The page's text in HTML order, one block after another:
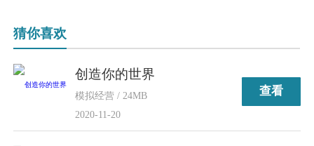
猜你喜欢
创造你的世界
模拟经营 / 24MB
2020-11-20
查看